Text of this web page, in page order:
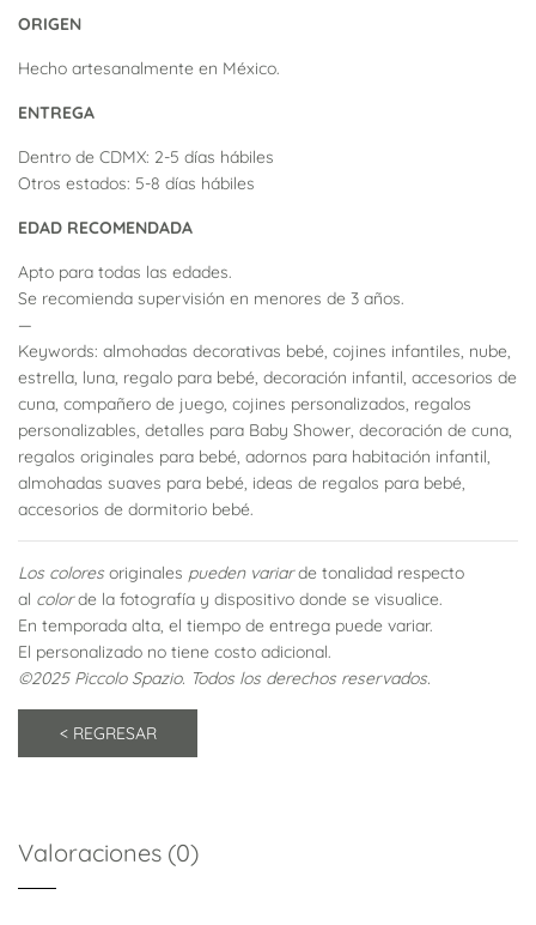
ORIGEN
Hecho artesanalmente en México.
ENTREGA
Dentro de CDMX: 2-5 días hábiles
Otros estados: 5-8 días hábiles
EDAD RECOMENDADA
Apto para todas las edades.
Se recomienda supervisión en menores de 3 años.
—
Keywords: almohadas decorativas bebé, cojines infantiles, nube,
estrella, luna, regalo para bebé, decoración infantil, accesorios de
cuna, compañero de juego, cojines personalizados, regalos
personalizables, detalles para Baby Shower, decoración de cuna,
regalos originales para bebé, adornos para habitación infantil,
almohadas suaves para bebé, ideas de regalos para bebé,
accesorios de dormitorio bebé.
Los colores originales pueden variarde tonalidad respecto
al colorde la fotografía y dispositivo donde se visualice.
En temporada alta, el tiempo de entrega puede variar.
El personalizado no tiene costo adicional.
©2025 Piccolo Spazio. Todos los derechos reservados.
Valoraciones (0)